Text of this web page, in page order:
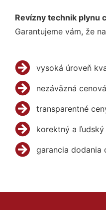
Revízny technik plynu
Garantujeme vám, že
vysoká úroveň
nezáväzná
transparentné
korektný a
garancia dodania